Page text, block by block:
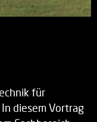
für
diesem Vortrag